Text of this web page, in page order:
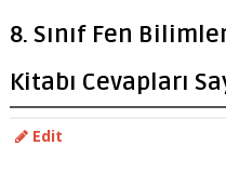
8. Sınıf Fen
Kitabı Cevapları
Edit